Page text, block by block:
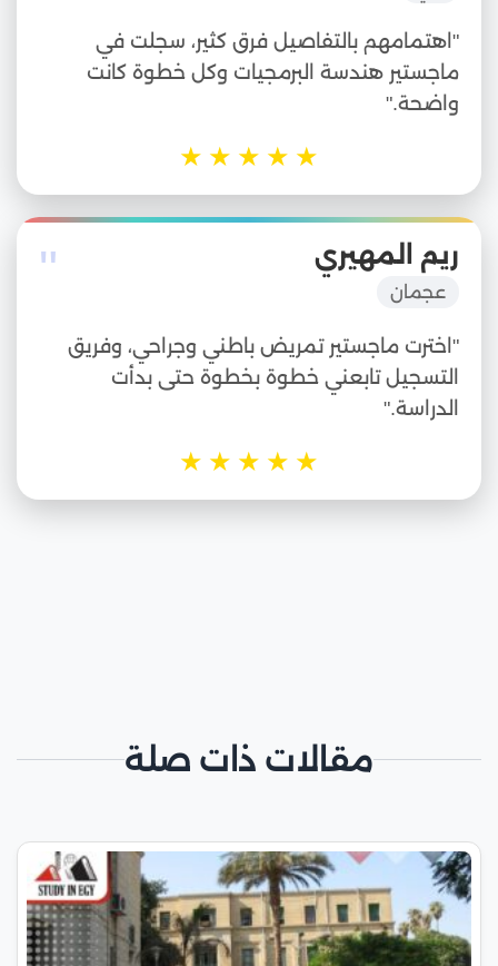
"اهتمامهم بالتفاصيل فرق كثير، سجلت في
ماجستير هندسة البرمجيات وكل خطوة كانت
واضحة."
★
★
★
★
★
" ريم المهيري
عجمان
"اخترت ماجستير تمريض باطني وجراحي، وفريق
التسجيل تابعني خطوة بخطوة حتى بدأت
الدراسة."
★
★
★
★
★
مقالات ذات صلة